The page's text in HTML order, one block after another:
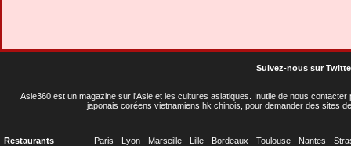
Suivez-nous sur
Asie360 est un magazine sur l'Asie et les cultures asiatiques . Inutile de nous
japonais coréens vietnamiens hk chinois, pour demander des sites
Restaurants Paris - Lyon - Marseille - Lille - Bordeaux - Toulouse - Nantes -